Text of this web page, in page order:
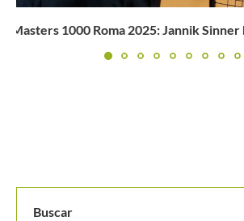
Wimbledon 2022: Sinner le gana el
Buscar